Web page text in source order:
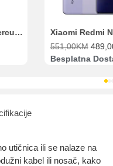
Range Extender Mercusys AX3000 ME80X Wi-Fi 6
551,00KM
Besplatna
utičnica ili se nalaze na
kabel ili nosač, kako